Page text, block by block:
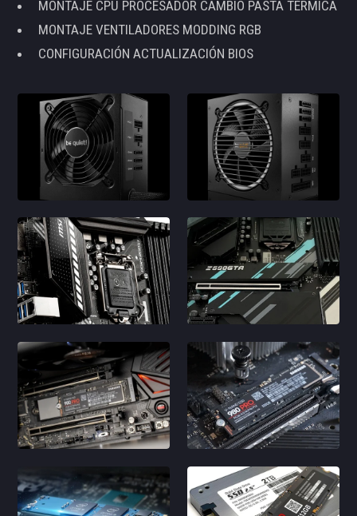
MONTAJE CPU PROCESADOR CAMBIO PASTA TÉRMICA
MONTAJE VENTILADORES MODDING RGB
CONFIGURACIÓN ACTUALIZACIÓN BIOS